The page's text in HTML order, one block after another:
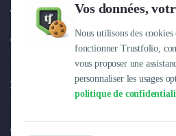
Vos données,
Nous utilisons des
fonctionner Trustfolio,
vous proposer une
personnaliser les usages
politique de
Tarifs
Centre d'aide
Entreprise
Pourquoi Trustfolio ?
Offres d'emploi